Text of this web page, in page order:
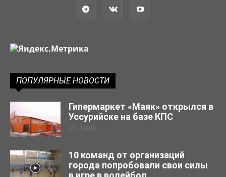
ПОПУЛЯРНЫЕ НОВОСТИ
Гипермаркет «Маяк» открылся в
Уссурийске на базе КПС
23.12.2019
10 команд от организаций
города попробовали свои силы